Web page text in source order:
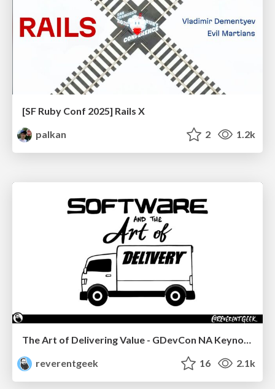
[SF Ruby Conf 2025] Rails X
palkan
2 1.2k
reverentgeek
16 2.1k